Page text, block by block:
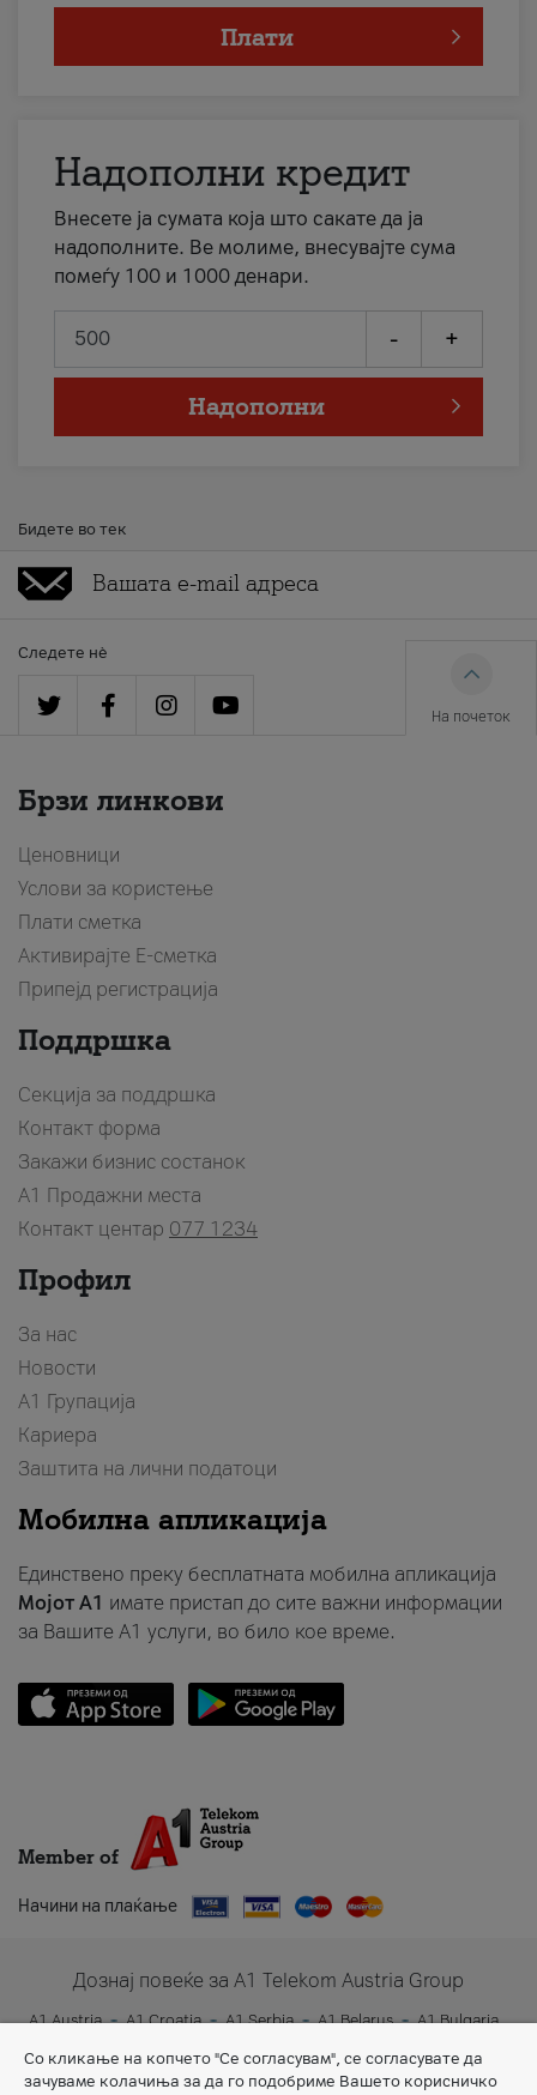
Плати
Надополни кредит
Внесете ја сумата која што сакате да ја
надополните. Ве молиме, внесувајте сума
помеѓу 100 и 1000 денари.
- +
Надополни
Бидете во тек
Следете нè
На почеток
Брзи линкови
Ценовници
Услови за користење
Плати сметка
Активирајте Е-сметка
Припејд регистрација
Поддршка
Секција за поддршка
Контакт форма
Закажи бизнис состанок
A1 Продажни места
Контакт центар 077 1234
Профил
За нас
Новости
А1 Групација
Кариера
Заштита на лични податоци
Мобилна апликација
Единствено преку бесплатната мобилна апликација
Мојот A1 имате пристап до сите важни информации
за Вашите A1 услуги, во било кое време.
Member of
Начини на плаќање
Дознај повеќе за A1 Telekom Austria Group
A1 Austria A1 Croatia A1 Serbia A1 Belarus
A1 Bulgaria
A1 Slovenia
A1 Digital
Со кликање на копчето "Се согласувам", се согласувате да
зачуваме колачиња за да го подобриме Вашето корисничко